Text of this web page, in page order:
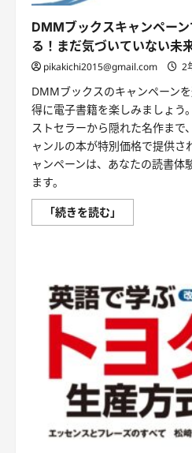
DMMブックスキャンペー
る！まだ気づいていない未
pikakichi2015@gmail.com 2
DMMブックスのキャンペーン
得に電子書籍を楽しみましょう
ストセラーから隠れた名作まで
ャンルの本が特別価格で提供さ
ャンペーンは、あなたの読書体
ます。
「続きを読む」
ブ
ン
ペ
ー
ン
で
わ
か
る！
ま
だ
気
づ
い
て